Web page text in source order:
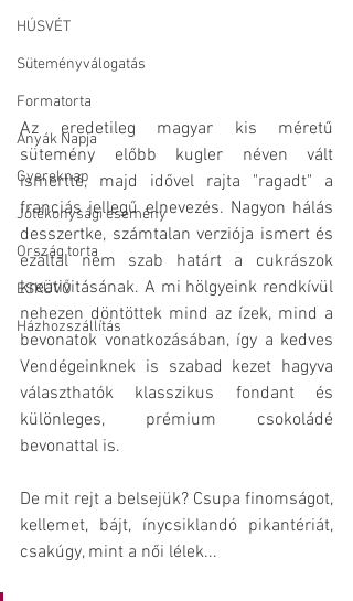
HÚSVÉT
Süteményválogatás
Formatorta
Anyák Napja
Gyereknap
Jótékonysági esemény
Ország torta
ESKÜVŐ
Házhozszállítás
Az eredetileg magyar kis méretű
sütemény előbb kugler néven vált
ismertté, majd idővel rajta "ragadt" a
franciás jellegű elnevezés. Nagyon hálás
desszertke, számtalan verziója ismert és
ezáltal nem szab határt a cukrászok
kreativitásának. A mi hölgyeink rendkívül
nehezen döntöttek mind az ízek, mind a
bevonatok vonatkozásában, így a kedves
Vendégeinknek is szabad kezet hagyva
választhatók klasszikus fondant és
különleges, prémium csokoládé
bevonattal is.
De mit rejt a belsejük? Csupa finomságot,
kellemet, bájt, ínycsiklandó pikantériát,
csakúgy, mint a női lélek...